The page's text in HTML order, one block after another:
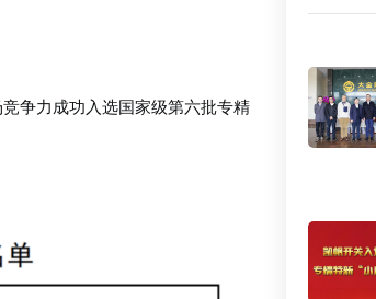
争力成功入选国家级第六批专精